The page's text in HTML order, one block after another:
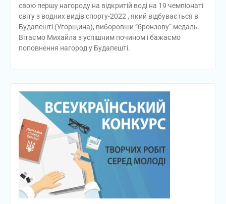
свою першу нагороду на відкритій воді на 19 чемпіонаті
світу з водних видів спорту-2022 , який відбувається в
Будапешті (Угорщина), виборовши “бронзову” медаль.
Вітаємо Михайла з успішним почином і бажаємо
поповнення нагород у Будапешті.